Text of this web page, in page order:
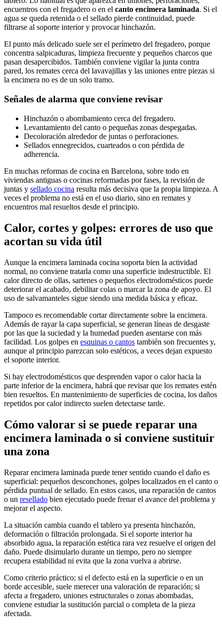
encuentros con el fregadero o en el canto encimera laminada. Si el
agua se queda retenida o el sellado pierde continuidad, puede
filtrarse al soporte interior y provocar hinchazón.
El punto más delicado suele ser el perímetro del fregadero, porque
concentra salpicaduras, limpieza frecuente y pequeños charcos que
pasan desapercibidos. También conviene vigilar la junta contra
pared, los remates cerca del lavavajillas y las uniones entre piezas si
la encimera no es de un solo tramo.
Señales de alarma que conviene revisar
Hinchazón o abombamiento cerca del fregadero.
Levantamiento del canto o pequeñas zonas despegadas.
Decoloración alrededor de juntas o perforaciones.
Sellados ennegrecidos, cuarteados o con pérdida de
adherencia.
En muchas reformas de cocina en Barcelona, sobre todo en
viviendas antiguas o cocinas reformadas por fases, la revisión de
juntas y sellado cocina resulta más decisiva que la propia limpieza. A
veces el problema no está en el uso diario, sino en remates y
encuentros mal resueltos desde el principio.
Calor, cortes y golpes: errores de uso que
acortan su vida útil
Aunque la encimera laminada cocina soporta bien la actividad
normal, no conviene tratarla como una superficie indestructible. El
calor directo de ollas, sartenes o pequeños electrodomésticos puede
deteriorar el acabado, debilitar colas o marcar la zona de apoyo. El
uso de salvamanteles sigue siendo una medida básica y eficaz.
Tampoco es recomendable cortar directamente sobre la encimera.
Además de rayar la capa superficial, se generan líneas de desgaste
por las que la suciedad y la humedad pueden asentarse con más
facilidad. Los golpes en esquinas o cantos también son frecuentes y,
aunque al principio parezcan solo estéticos, a veces dejan expuesto
el soporte interior.
Si hay electrodomésticos que desprenden vapor o calor hacia la
parte inferior de la encimera, habrá que revisar que los remates estén
bien resueltos. En mantenimiento de superficies de cocina, los daños
repetidos por calor indirecto suelen detectarse tarde.
Cómo valorar si se puede reparar una
encimera laminada o si conviene sustituir
una zona
Reparar encimera laminada puede tener sentido cuando el daño es
superficial: pequeños desconchones, golpes localizados en el canto o
pérdida puntual de sellado. En estos casos, una reparación de cantos
o un resellado bien ejecutado puede frenar el avance del problema y
mejorar el aspecto.
La situación cambia cuando el tablero ya presenta hinchazón,
deformación o filtración prolongada. Si el soporte interior ha
absorbido agua, la reparación estética rara vez resuelve el origen del
daño. Puede disimularlo durante un tiempo, pero no siempre
recupera estabilidad ni evita que la zona vuelva a abrirse.
Como criterio práctico: si el defecto está en la superficie o en un
borde accesible, suele merecer una valoración de reparación; si
afecta a fregadero, uniones estructurales o zonas abombadas,
conviene estudiar la sustitución parcial o completa de la pieza
afectada.